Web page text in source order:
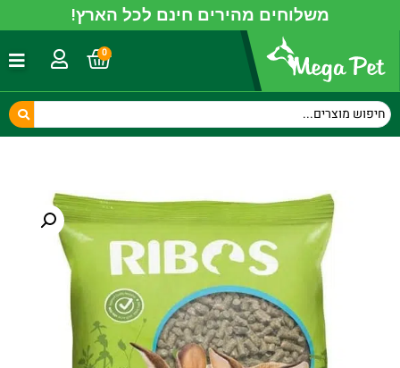
משלוחים מהירים חינם לכל הארץ!
0